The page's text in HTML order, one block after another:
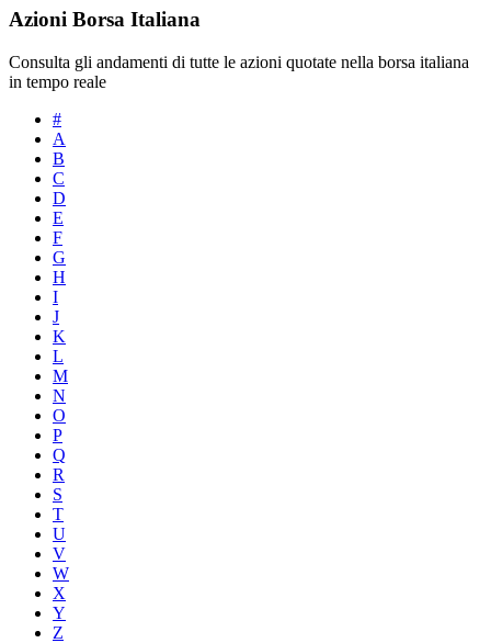
Azioni Borsa Italiana
Consulta gli andamenti di tutte le azioni quotate nella borsa italiana
in tempo reale
#
A
B
C
D
E
F
G
H
I
J
K
L
M
N
O
P
Q
R
S
T
U
V
W
X
Y
Z